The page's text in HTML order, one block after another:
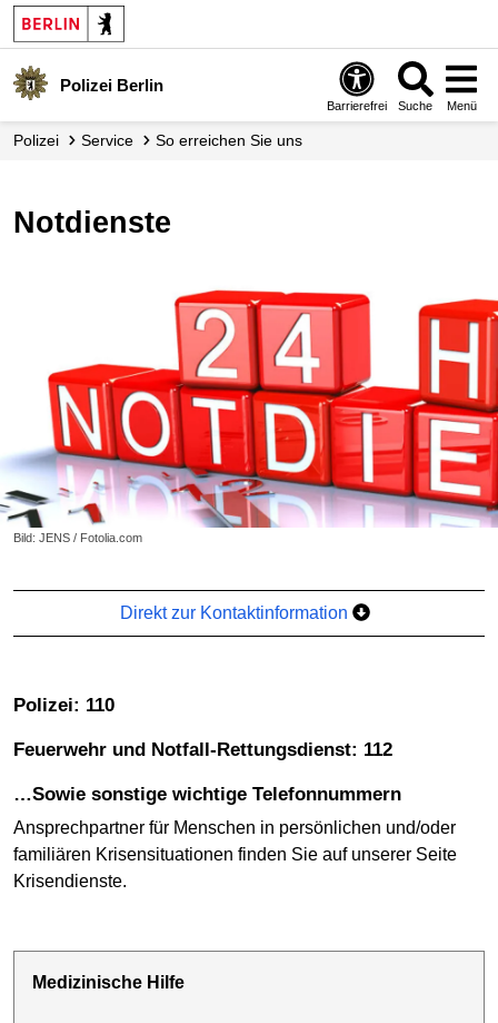
Polizei Berlin
Barrierefrei Suche Menü
Polizei Service So erreichen Sie uns
Notdienste
Bild: JENS / Fotolia.com
Direkt zur Kontaktinformation
Polizei: 110
Feuerwehr und Notfall-Rettungsdienst: 112
…sowie sonstige wichtige Telefonnummern
Ansprechpartner für Menschen in persönlichen und/oder
familiären Krisensituationen finden Sie auf unserer Seite
Krisendienste.
Medizinische Hilfe